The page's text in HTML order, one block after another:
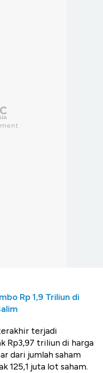
Rp 1,9 Triliun di
terjadi
Rp3,97 triliun di harga
dari jumlah saham
125,1 juta lot saham.